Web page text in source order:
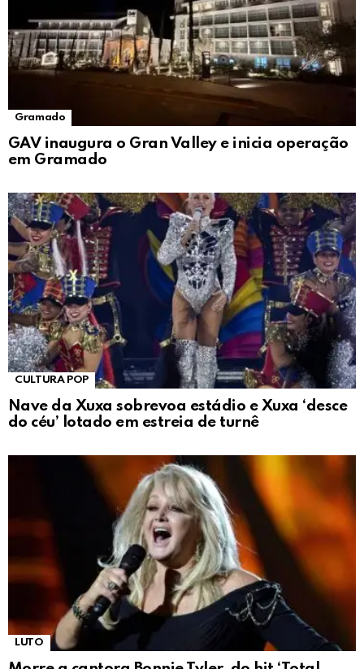
Gramado
GAV inaugura o Gran Valley e inicia operação
em Gramado
CULTURA POP
Nave da Xuxa sobrevoa estádio e Xuxa ‘desce
do céu’ lotado em estreia de turnê
LUTO